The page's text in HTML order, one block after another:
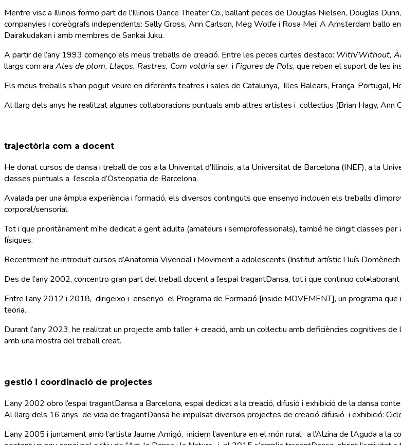
Mentre visc a Illinois formo part de l’Illinois Dance Theater Co., ballant peces de Douglas Nielsen, Douglas
companyies i coreògrafs independents: Sally Gross, Ann Carlson, Meg Wolfe i Rosa Mei. A Amsterdam ballo
Dairakudakan i amb membres de Sankai Juku.
A partir de l’any 1993 començo els meus treballs de creació. Entre les peces curtes destaco: With/Without,
llargs com ara Ales de plom, Llaços, Rastres, Com voldria ser, i Figures de Pols, que reben el suport de les
Els meus treballs s’han pogut veure en diferents teatres i sales de Catalunya, Illes Balears, França, Portugal,
Al llarg dels anys he realitzat algunes col·laboracions puntuals amb altres artistes i col·lectius (Brian Hagy,
trajectòria com a docent
He donat cursos de dansa i treball de cos a la Univeritat d’Illinois, a la Universitat de Barcelona (INEF), a la
classes puntuals a l’escola d’Osteopatia de Barcelona.
Avalada per una àmplia experiència i formació, els diversos continguts que ensenyo inclouen els treballs
corporal/sensorial.
Tot i que prioritàriament m’he dedicat a gent adulta (amateurs i semiprofessionals), també he dirigit classes
físiques.
Recentment he introduït cursos d’Anatomia Vivencial i Moviment a adolescents (Institut artístic Lluís
Des de l’any 2002, concentro gran part del treball docent a l’espai tragantDansa, tot i que continuo
Entre l’any 2012 i 2018, dirigeixo i ensenyo el Programa de Formació [inside MOVEMENT], un programa
teoria.
Durant l’any 2023, he realitzat un projecte amb taller + creació, amb un col·lectiu amb deficiències cognitives
amb una mostra del treball creat.
gestió i coordinació de projectes
L’any 2002 obro l’espai tragantDansa a Barcelona, espai dedicat a la creació, difusió i exhibició de la dansa
Al llarg dels 16 anys de vida de tragantDansa he impulsat diversos projectes de creació difusió i exhibició:
L’any 2005 i juntament amb l’artista Jaume Amigó, iniciem l’aventura en el món rural, a l’Alzina de l’Aguda a